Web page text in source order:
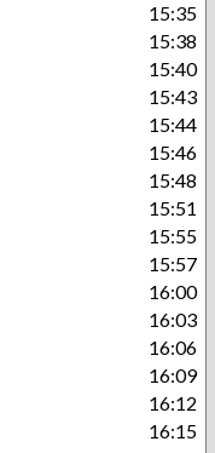
15:35
15:38
15:40
15:43
15:44
15:46
15:48
15:51
15:55
15:57
16:00
16:03
16:06
16:09
16:12
16:15